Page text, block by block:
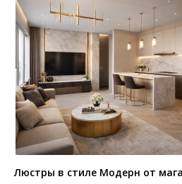
Люстры в стиле Модерн от